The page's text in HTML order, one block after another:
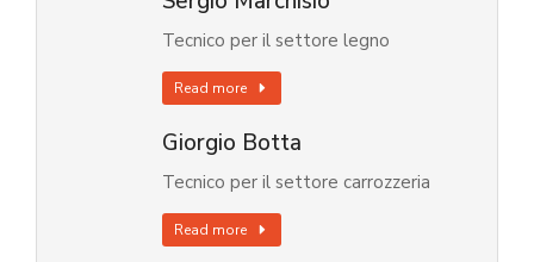
Tecnico per il settore legno
Read more
Giorgio Botta
Tecnico per il settore carrozzeria
Read more